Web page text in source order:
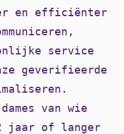
en efficiënter
service
geverifieerde
van wie
jaar of langer